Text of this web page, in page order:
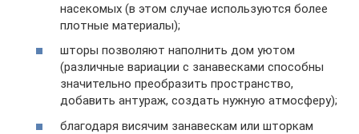
насекомых (в этом случае используются более
плотные материалы);
шторы позволяют наполнить дом уютом
(различные вариации с занавесками способны
значительно преобразить пространство,
добавить антураж, создать нужную атмосферу);
благодаря висячим занавескам или шторкам